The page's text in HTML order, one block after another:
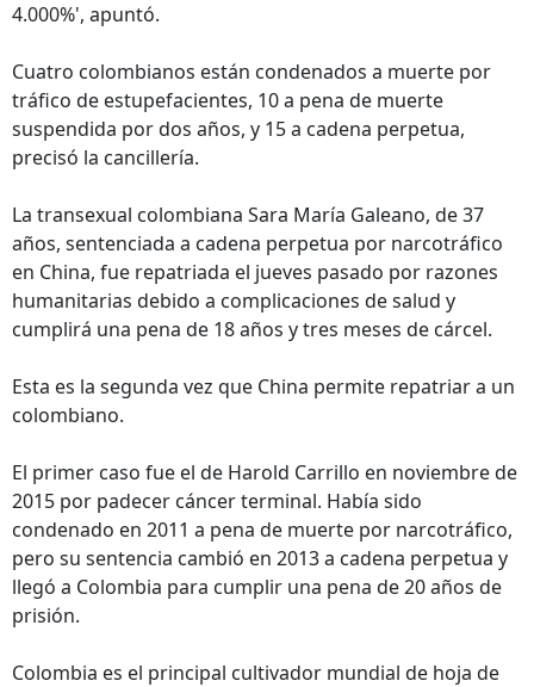
4.000%', apuntó.
Cuatro colombianos están condenados a muerte por
tráfico de estupefacientes, 10 a pena de muerte
suspendida por dos años, y 15 a cadena perpetua,
precisó la cancillería.
La transexual colombiana Sara María Galeano, de 37
años, sentenciada a cadena perpetua por narcotráfico
en China, fue repatriada el jueves pasado por razones
humanitarias debido a complicaciones de salud y
cumplirá una pena de 18 años y tres meses de cárcel.
Esta es la segunda vez que China permite repatriar a un
colombiano.
El primer caso fue el de Harold Carrillo en noviembre de
2015 por padecer cáncer terminal. Había sido
condenado en 2011 a pena de muerte por narcotráfico,
pero su sentencia cambió en 2013 a cadena perpetua y
llegó a Colombia para cumplir una pena de 20 años de
prisión.
Colombia es el principal cultivador mundial de hoja de